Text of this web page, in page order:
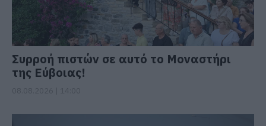
Συρροή πιστών σε αυτό το Μοναστήρι
της Εύβοιας!